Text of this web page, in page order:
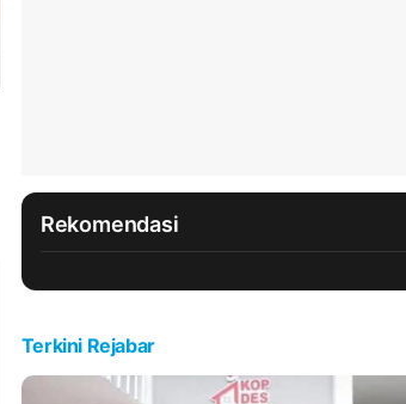
Rekomendasi
Terkini Rejabar